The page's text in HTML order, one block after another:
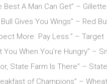
Best A Man Can Get” – Gillette
Bull Gives You Wings” – Red
More. Pay Less.” – Target
You When You’re Hungry” –
State Farm Is There” –
of Champions” –